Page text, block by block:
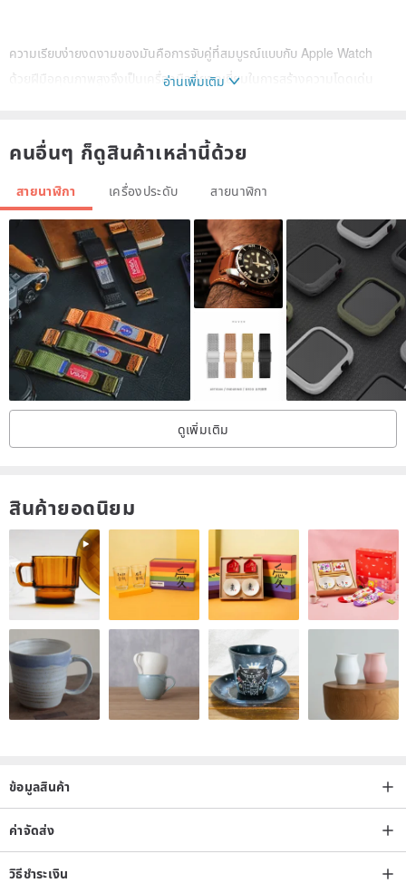
ความเรียบง่ายงดงามของมันคือการจับคู่ที่สมบูรณ์แบบกับ Apple Watch
ด้วยฝีมือคุณภาพสูงจึงเป็นเครื่องมือที่ยอดเยี่ยมในการสร้างความโดดเด่น
- สวมใส่สบาย
- ลักษณะสง่างาม
- มีให้ใน Apple watch 44mm / 42mm, 40mm / 38mm
- รวม Buckle และตัวเชื่อมต่อสำหรับ Apple Watch
- ติดตั้งง่ายสุด
- กลิ่นหนังแท้
- การออกแบบจะไม่แตก
หัวเข็มขัดทองและตัวเชื่อมต่อ
หัวเข็มขัดสีทองและข้อต่อ
หัวเข็มขัดสีดำและหัวต่อ
🔸🔸🔸SIZE🔸🔸🔸
XS
เหมาะกับ 5,0 "- 6" ข้อมือ
วัด: (127 มม. - 153 มม.) = 110/65 มม
เหมาะกับข้อมือ 6 "- 6.5"
วัด: (154 - 164 มม.) = 120/70 มม
วงดนตรีขนาดกลาง
อ่านเพิ่มเติม
คนอื่นๆ ก็ดูสินค้าเหล่านี้ด้วย
สายนาฬิกา เครื่องประดับ สายนาฬิกา
ดูเพิ่มเติม
สินค้ายอดนิยม
ข้อมูลสินค้า
ค่าจัดส่ง
วิธีชำระเงิน